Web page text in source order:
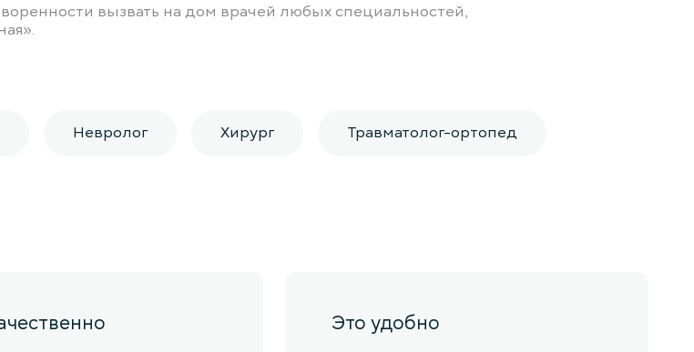
вызвать на дом врачей любых специальностей,
Невролог Хирург Травматолог-ортопед
Это удобно